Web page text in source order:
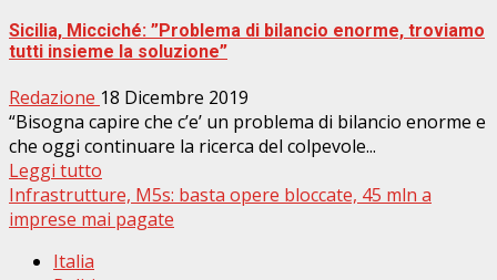
Sicilia, Micciché: ”Problema di bilancio enorme, troviamo
tutti insieme la soluzione”
Redazione 18 Dicembre 2019
“Bisogna capire che c’e’ un problema di bilancio enorme e
che oggi continuare la ricerca del colpevole...
Leggi tutto
Infrastrutture, M5s: basta opere bloccate, 45 mln a
imprese mai pagate
Italia